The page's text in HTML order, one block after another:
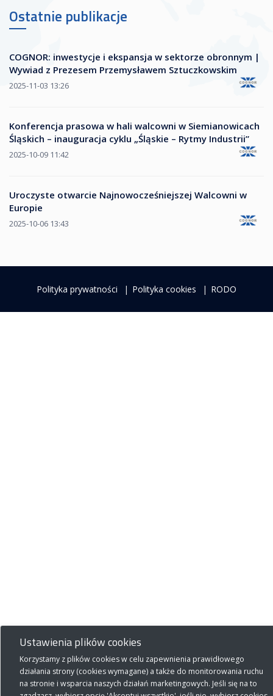
Ostatnie publikacje
COGNOR: inwestycje i ekspansja w sektorze obronnym |
Wywiad z Prezesem Przemysławem Sztuczkowskim
2025-11-03 13:26
Konferencja prasowa w hali walcowni w Siemianowicach
Śląskich – inauguracja cyklu „Śląskie – Rytmy Industrii”
2025-10-09 11:42
Uroczyste otwarcie Najnowocześniejszej Walcowni w
Europie
2025-10-06 13:43
Polityka prywatności Polityka cookies RODO
Ustawienia plików cookies
Korzystamy z plików cookies w celu zapewnienia prawidłowego
działania strony (cookies wymagane) a także do monitorowania ruchu
na stronie i wsparcia naszych działań marketingowych. Jeśli się na to